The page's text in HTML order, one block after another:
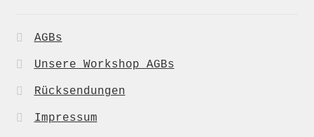
AGBs
Unsere Workshop AGBs
Rücksendungen
Impressum